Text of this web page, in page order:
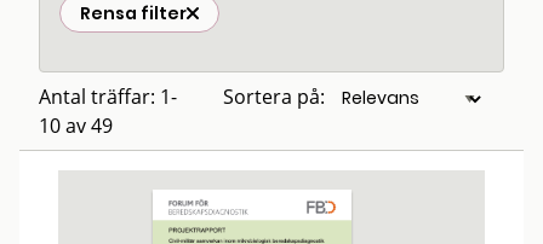
Rensa filter
Antal träffar: 1-
10 av 49
Sortera på: